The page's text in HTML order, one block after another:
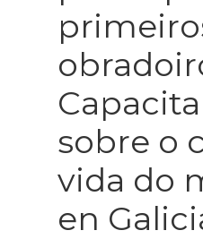
sobre o
vida do
en